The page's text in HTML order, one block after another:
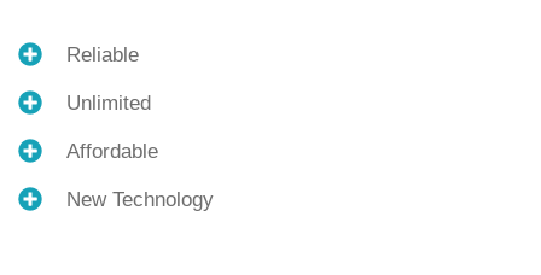
Reliable
Unlimited
Affordable
New Technology